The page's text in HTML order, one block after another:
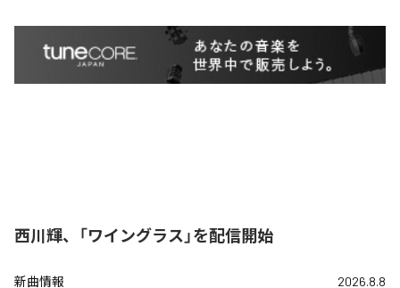
西川輝、「ワイングラス」を配信開始
新曲情報 2026.8.8